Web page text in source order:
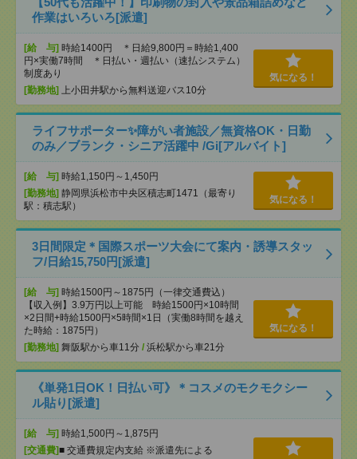
作業はいろいろ[派遣]
[給 与] 時給1400円 ＊日給9,800円＝時給1,400
円×実働7時間 ＊日払い・週払い（速払システム）
制度あり
[勤務地] 上小田井駅から無料送迎バス10分
気になる！
ライフサポーター✨障がい者施設／無資格OK・日勤
のみ／ブランク・シニア活躍中 /Gi[アルバイト]
[給 与] 時給1,150円～1,450円
[勤務地] 静岡県浜松市中央区積志町1471（最寄り
駅：積志駅）
気になる！
3日間限定＊国際スポーツ大会にて案内・誘導スタッ
フ/日給15,750円[派遣]
[給 与] 時給1500円～1875円（一律交通費込）
【収入例】3.9万円以上可能 時給1500円×10時間
×2日間+時給1500円×5時間×1日（実働8時間を越え
た時給：1875円）
[勤務地] 舞阪駅から車11分 / 浜松駅から車21分
気になる！
《単発1日OK！日払い可》＊コスメのモクモクシー
ル貼り[派遣]
[給 与] 時給1,500円～1,875円
[交通費]■ 交通費規定内支給 ※派遣先による